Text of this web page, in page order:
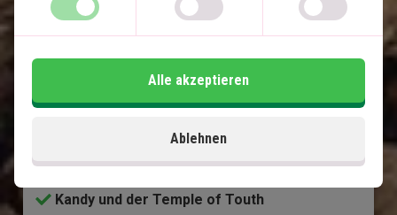
8-Nächte-Rundreise durch Sri Lanka mit
5-Nächte-Strandurlaub auf den Malediven
Negombo
Kandy und der Temple of Touth
Ablehnen
Alle akzeptieren